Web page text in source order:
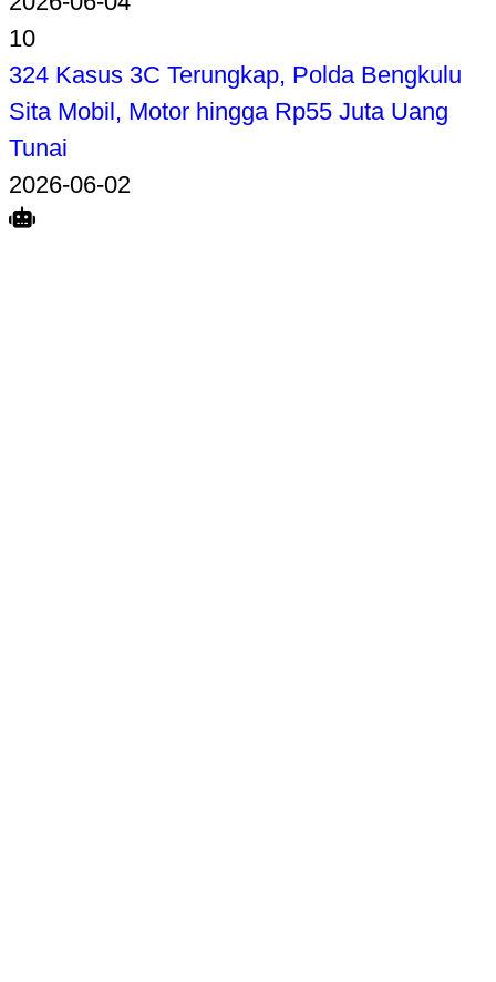
10
324 Kasus 3C Terungkap, Polda Bengkulu
Sita Mobil, Motor hingga Rp55 Juta Uang
Tunai
2026-06-02